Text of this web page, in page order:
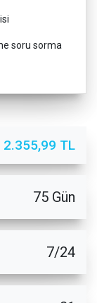
soru sorma
2.355,99 TL
75 Gün
7/24